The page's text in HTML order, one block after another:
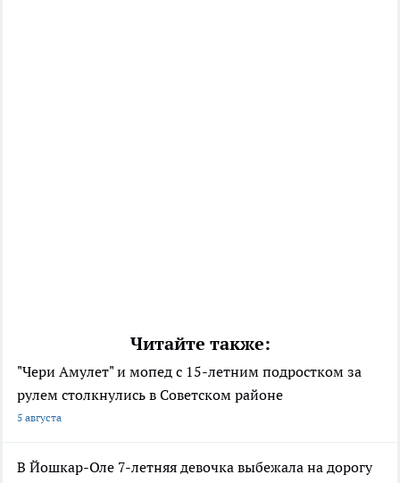
Читайте также:
"Чери Амулет" и мопед с 15-летним подростком за
рулем столкнулись в Советском районе
5 августа
В Йошкар-Оле 7-летняя девочка выбежала на дорогу